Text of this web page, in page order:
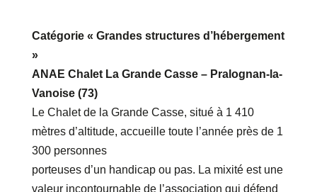
Catégorie « Grandes structures d’hébergement
»
ANAE Chalet La Grande Casse – Pralognan-la-
Vanoise (73)
Le Chalet de la Grande Casse, situé à 1 410
mètres d’altitude, accueille toute l’année près de 1
300 personnes
porteuses d’un handicap ou pas. La mixité est une
valeur incontournable de l’association qui défend